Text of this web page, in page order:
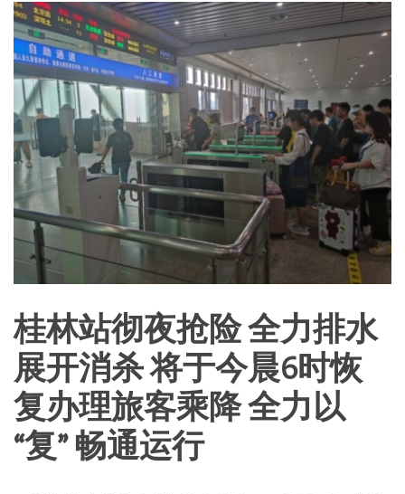
桂林站彻夜抢险 全力排水
展开消杀 将于今晨6时恢
复办理旅客乘降 全力以
“复” 畅通运行